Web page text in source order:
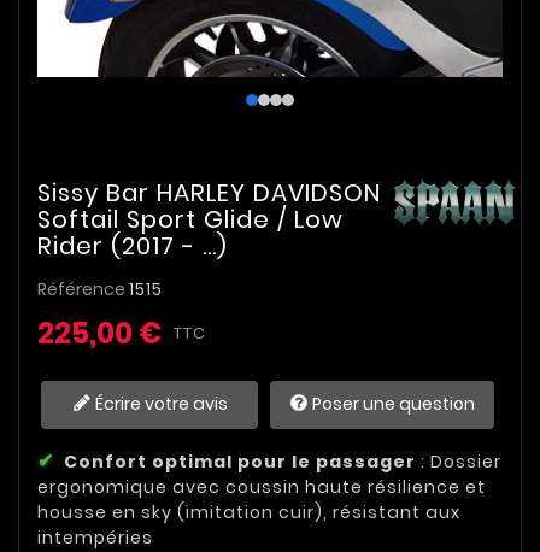
Sissy Bar HARLEY DAVIDSON
Softail Sport Glide / Low
Rider (2017 - ...)
Référence 1515
225,00 € TTC
Écrire votre avis Poser une question
Confort optimal pour le passager : Dossier
ergonomique avec coussin haute résilience et
housse en sky (imitation cuir), résistant aux
intempéries